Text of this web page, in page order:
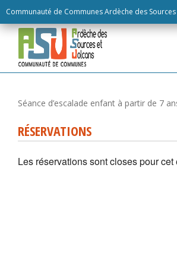
Communauté de Communes Ardèche des
RÉSERVATIONS
Les réservations sont closes pour cet
to
content
Séance d’escalade enfant à partir de 7
RÉSERVATIONS
Les réservations sont closes pour cet